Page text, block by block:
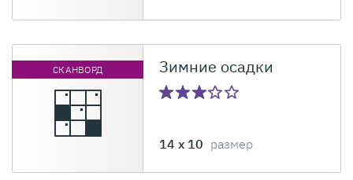
СКАНВОРД Зимние осадки
14 x 10 размер